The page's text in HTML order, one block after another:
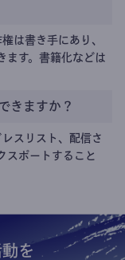
は書き手にあり、
ます。書籍化などは
きますか？
スリスト、配信さ
スポートすること
を